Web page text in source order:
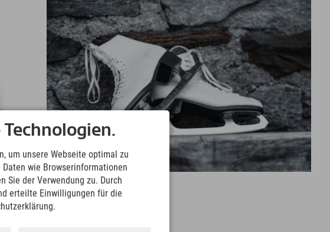
um unsere Webseite optimal zu
wie Browserinformationen
Sie der Verwendung zu. Durch
erteilte Einwilligungen für die